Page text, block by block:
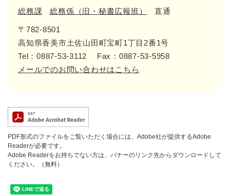
総務課 総務係（旧・秘書広報班） 直通
〒782-8501
高知県香美市土佐山田町宝町1丁目2番1号
Tel：0887-53-3112
Fax：0887-53-5958
メールでのお問い合わせはこちら
PDF形式のファイルをご覧いただく場合には、Adobe社が提供するAdobe
Readerが必要です。
Adobe Readerをお持ちでない方は、バナーのリンク先からダウンロードして
ください。（無料）